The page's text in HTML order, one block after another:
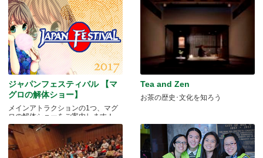
ジャパンフェスティバル 【マ
グロの解体ショー】
メインアトラクションの1つ、マグ
ロの解体ショーをご案内します！
Tea and Zen
お茶の歴史･文化を知ろう